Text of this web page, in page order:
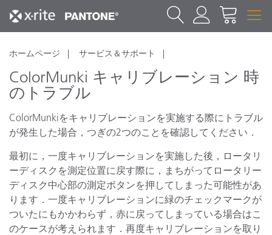
ホームページ サービス＆サポート
ColorMunki キャリブレーション 時
のトラブル
ColorMunkiをキャリブレーションを実施する際にトラブル
が発生した場合，つぎの2つのことを確認してください．
最初に，一度キャリブレーションを実施した後，ロータリ
ーディスクを測定位置に戻す際に，まちがってロータリー
ディスク中心部の測定ボタンを押してしまった可能性があ
ります．一度キャリブレーションに緑のチェックマークが
ついたにもかかわらず，赤に戻ってしまっている場合はこ
のケースが考えられます．再度キャリブレーションを取り